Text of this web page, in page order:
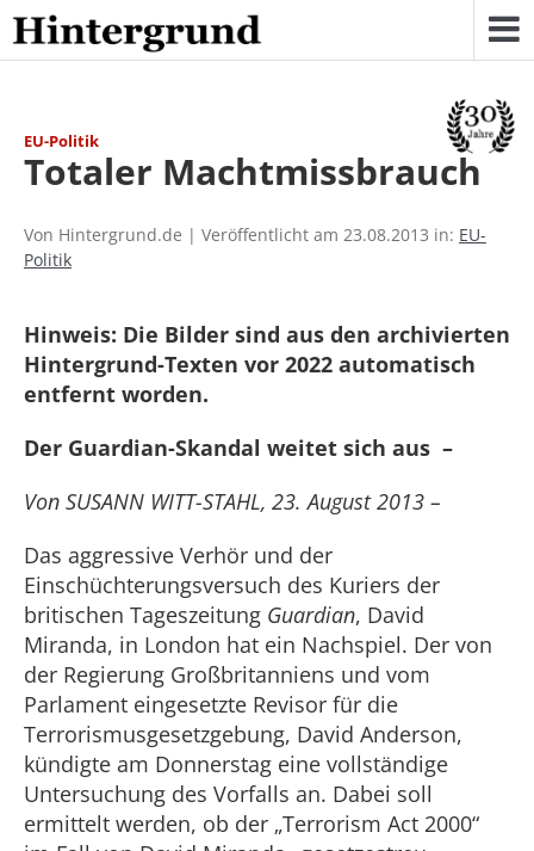
Skip
to
content
EU-Politik
Totaler Machtmissbrauch
Von Hintergrund.de | Veröffentlicht am 23.08.2013 in: EU-
Politik
Hinweis: Die Bilder sind aus den archivierten
Hintergrund-Texten vor 2022 automatisch
entfernt worden.
Der Guardian-Skandal weitet sich aus –
Von SUSANN WITT-STAHL, 23. August 2013 –
Das aggressive Verhör und der
Einschüchterungsversuch des Kuriers der
britischen Tageszeitung Guardian, David
Miranda, in London hat ein Nachspiel. Der von
der Regierung Großbritanniens und vom
Parlament eingesetzte Revisor für die
Terrorismusgesetzgebung, David Anderson,
kündigte am Donnerstag eine vollständige
Untersuchung des Vorfalls an. Dabei soll
ermittelt werden, ob der „Terrorism Act 2000“